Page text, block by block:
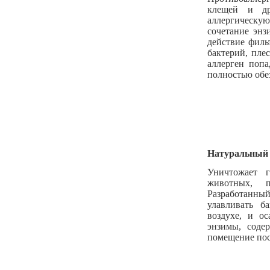
клещей и
сочетание
действие
бактерий,
аллерген
полностью
Уничтожает
животных,
улавливать
воздухе, и
энзимы,
помещение